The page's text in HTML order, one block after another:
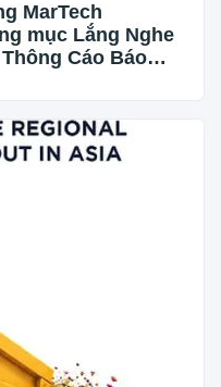
MarTech
mục Lắng Nghe
Cáo Báo